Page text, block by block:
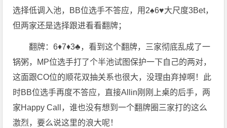
选择低调入池，BB位选手不答应，用2♠️6♥️大尺度3Bet，
但两家还是选择跟进看看翻牌；
翻牌：6♦️7♦️3♣️，看到这个翻牌，三家彻底乱成了一
锅粥，MP位选手打了个半池试图保护一下自己的两对，
这面跟CO位的顺花双抽关系也很大，没理由弃掉啊！此
时BB位选手再度不答应，直接Allin刚刚上桌的后手，两
家Happy Call，谁也没有想到一个翻牌圈三家打的这么
激烈，要么说这里的浪大呢！